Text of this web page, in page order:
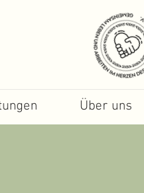
Über uns